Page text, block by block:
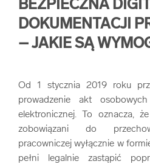
BEZPIECZNA
DOKUMENTACJI
– JAKIE SĄ
Od 1 stycznia 2019 roku
prowadzenie akt
elektronicznej. To oznacza,
zobowiązani do
pracowniczej wyłącznie w
pełni legalnie zastąpić